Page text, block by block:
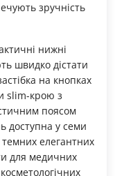
зручність
нижні
швидко дістати
на кнопках
slim-крою з
поясом
доступна у семи
елегантних
для медичних